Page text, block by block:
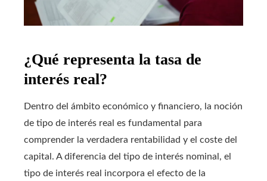
¿Qué representa la tasa de
interés real?
Dentro del ámbito económico y financiero, la noción
de tipo de interés real es fundamental para
comprender la verdadera rentabilidad y el coste del
capital. A diferencia del tipo de interés nominal, el
tipo de interés real incorpora el efecto de la